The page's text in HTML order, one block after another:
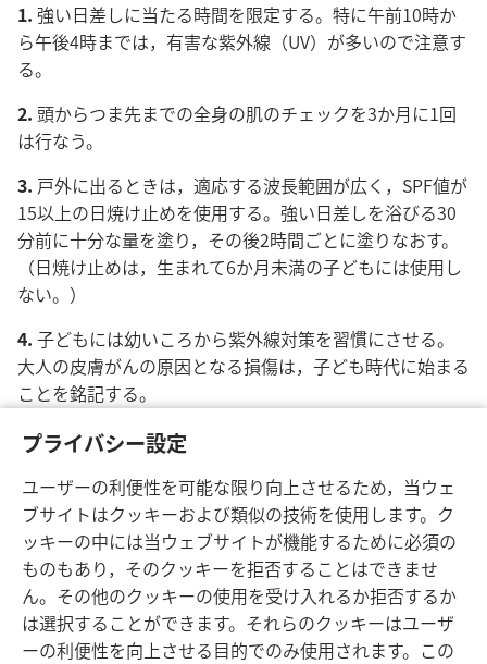
プライバシー設定
ユーザーの利便性を可能な限り向上させるため，当ウェ
ブサイトはクッキーおよび類似の技術を使用します。ク
ッキーの中には当ウェブサイトが機能するために必須の
ものもあり，そのクッキーを拒否することはできませ
ん。その他のクッキーの使用を受け入れるか拒否するか
は選択することができます。それらのクッキーはユーザ
ーの利便性を向上させる目的でのみ使用されます。この
1. 強い日差しに当たる時間を限定する。特に午前10時か
ら午後4時までは，有害な紫外線（UV）が多いので注意す
る。
2. 頭からつま先までの全身の肌のチェックを3か月に1回
は行なう。
3. 戸外に出るときは，適応する波長範囲が広く，SPF値が
15以上の日焼け止めを使用する。強い日差しを浴びる30
分前に十分な量を塗り，その後2時間ごとに塗りなおす。
（日焼け止めは，生まれて6か月未満の子どもには使用し
ない。）
4. 子どもには幼いころから紫外線対策を習慣にさせる。
大人の皮膚がんの原因となる損傷は，子ども時代に始まる
ことを銘記する。
5.長ズボン，長そで，つばの広い帽子，UVカットのサン